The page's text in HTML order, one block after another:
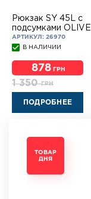
Рюкзак SY 45L c
подсумками OLIVE
АРТИКУЛ: 26970
В НАЛИЧИИ
878 ГРН
1 350ГРН
ПОДРОБНЕЕ
ТОВАР
ДНЯ
ТОВАР
ДНЯ
ТОВАР
ДНЯ
ТОВАР
ДНЯ